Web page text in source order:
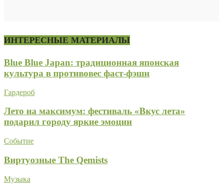
ИНТЕРЕСНЫЕ МАТЕРИАЛЫ
Blue Blue Japan: традиционная японская
культура в противовес фаст-фэшн
Гардероб
Лето на максимум: фестиваль «Вкус лета»
подарил городу яркие эмоции
Событие
Виртуозные The Qemists
Музыка